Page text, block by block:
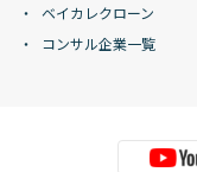
ベイカレクローン
コンサル企業一覧